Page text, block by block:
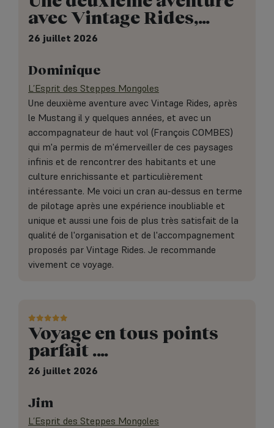
avec Vintage Rides,…
26 juillet 2026
Dominique
L’Esprit des Steppes Mongoles
Une deuxième aventure avec Vintage Rides, après
le Mustang il y quelques années, et avec un
accompagnateur de haut vol (François COMBES)
qui m'a permis de m'émerveiller de ces paysages
infinis et de rencontrer des habitants et une
culture enrichissante et particulièrement
intéressante. Me voici un cran au-dessus en terme
de pilotage après une expérience inoubliable et
unique et aussi une fois de plus très satisfait de la
qualité de l'organisation et de l'accompagnement
proposés par Vintage Rides. Je recommande
vivement ce voyage.
Voyage en tous points
parfait .…
26 juillet 2026
Jim
L’Esprit des Steppes Mongoles